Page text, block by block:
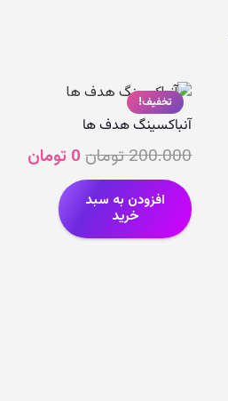
تخفیف!
آنباکسینگ هدف ها
200.000تومان قیمت
اصلی
بود.
0 تومانقیمت
افزودن به سبد
خرید